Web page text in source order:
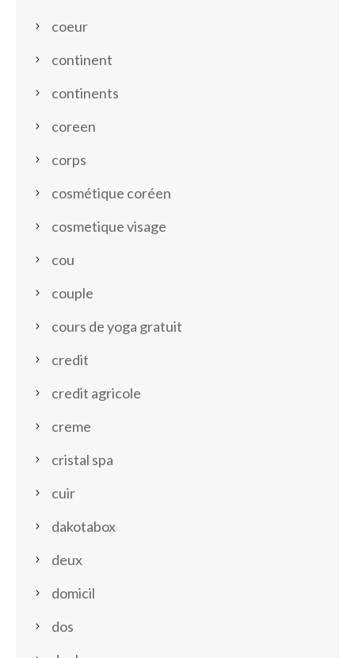
coeur
continent
continents
coreen
corps
cosmétique coréen
cosmetique visage
cou
couple
cours de yoga gratuit
credit
credit agricole
creme
cristal spa
cuir
dakotabox
deux
domicil
dos